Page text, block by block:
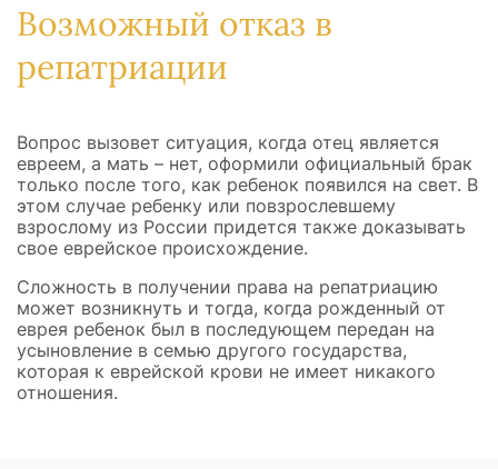
Возможный отказ в
репатриации
Вопрос вызовет ситуация, когда отец является
евреем, а мать – нет, оформили официальный брак
только после того, как ребенок появился на свет. В
этом случае ребенку или повзрослевшему
взрослому из России придется также доказывать
свое еврейское происхождение.
Сложность в получении права на репатриацию
может возникнуть и тогда, когда рожденный от
еврея ребенок был в последующем передан на
усыновление в семью другого государства,
которая к еврейской крови не имеет никакого
отношения.